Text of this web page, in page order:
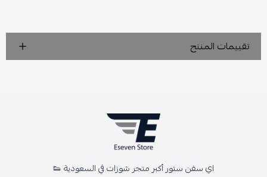
تقييمات المنتج
اي سفن ستور أكبر متجر شوزات في السعودية 👟